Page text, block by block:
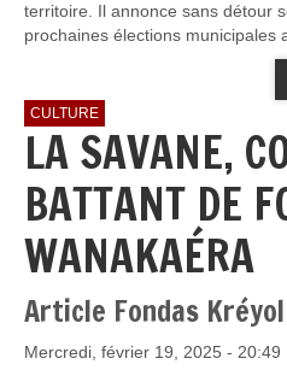
territoire. Il annonce sans détour
prochaines élections municipales
CULTURE
LA SAVANE,
BATTANT DE
WANAKAÉRA
Article Fondas Kréyol
Mercredi, février 19, 2025 - 20:49